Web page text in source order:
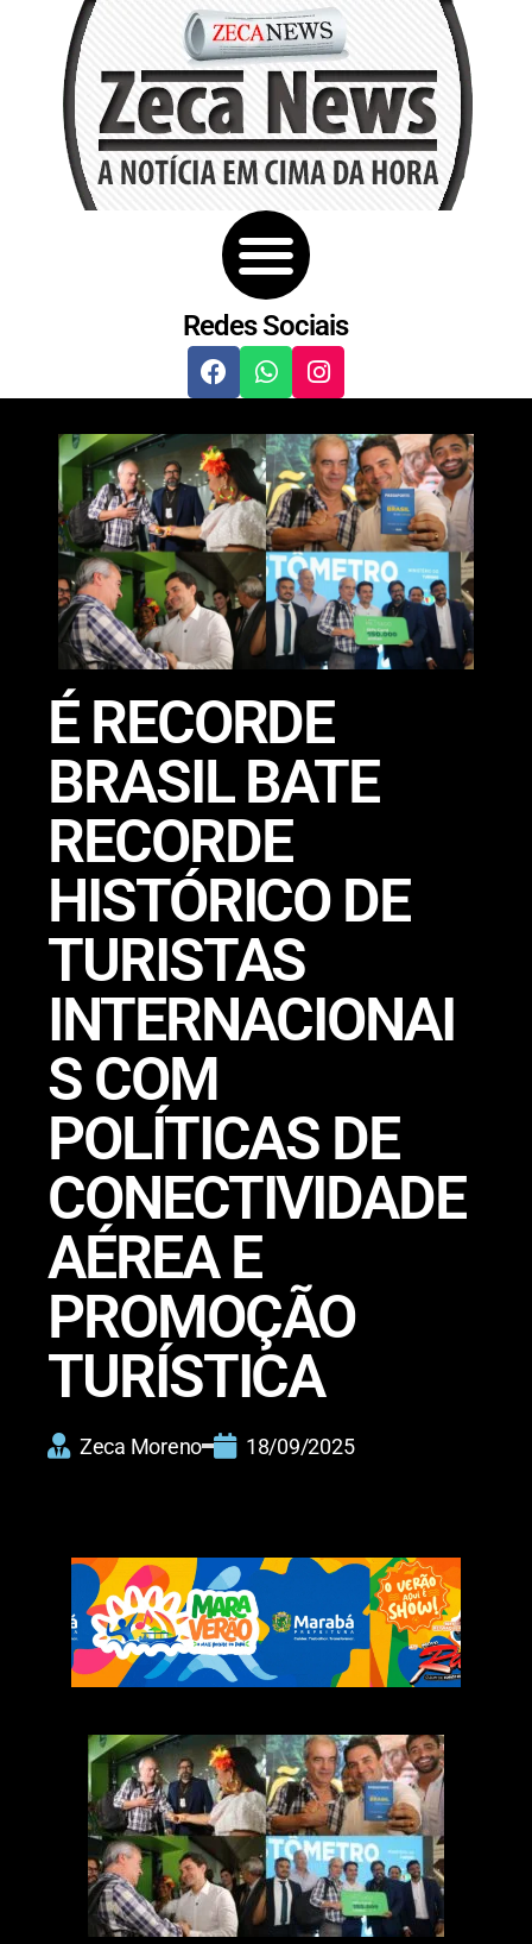
Redes Sociais
É RECORDE
BRASIL BATE
RECORDE
HISTÓRICO DE
TURISTAS
INTERNACIONAI
S COM
POLÍTICAS DE
CONECTIVIDADE
AÉREA E
PROMOÇÃO
TURÍSTICA
Zeca Moreno 18/09/2025